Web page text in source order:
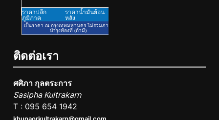
ติดต่อเรา
ศศิภา กุลตระการ
Sasipha Kultrakarn
T : 095 654 1942
เสริมแกร่งยุทธศาสตร์ระดับโลก
6
TECNO ประกาศทรานส์ฟอร์มจาก
เกมมิ่งโฟน สู่ไลฟ์สไตล์แฟชั่นไอ